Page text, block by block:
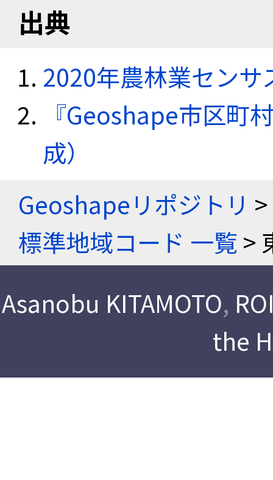
出典
2020年農林業セン
『Geoshape市区町
成）
Geoshapeリポジトリ >
標準地域コード 一覧>
Asanobu KITAMOTO,
the